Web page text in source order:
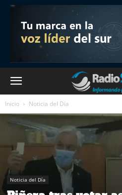
Inicio Noticia del Día
Noticia del Día